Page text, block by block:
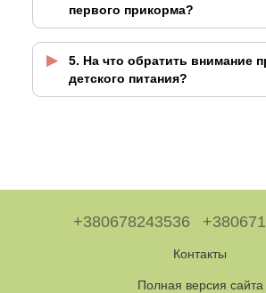
первого прикормa?
5. На что обратить внимание
детского питания?
+380678243536
Контакты
Полная версия сайта